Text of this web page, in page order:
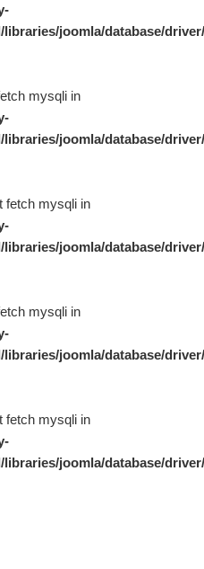
joomla/database/
mysqli in
joomla/database/
fetch mysqli in
joomla/database/
mysqli in
joomla/database/
fetch mysqli in
joomla/database/